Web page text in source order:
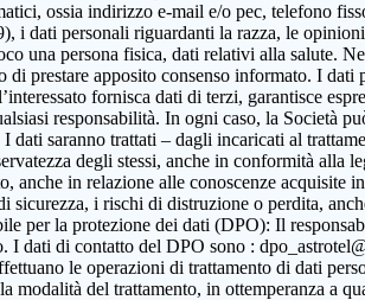
ossia indirizzo e-mail e/o pec, telefono
dati personali riguardanti la razza, le
una persona fisica, dati relativi alla salute.
prestare apposito consenso informato. I
fornisca dati di terzi, garantisce
responsabilità. In ogni caso, la Società
saranno trattati – dagli incaricati al
degli stessi, anche in conformità alla
in relazione alle conoscenze acquisite
i rischi di distruzione o perdita,
per la protezione dei dati (DPO): Il
dati di contatto del DPO sono :
le operazioni di trattamento di dati
del trattamento, in ottemperanza a